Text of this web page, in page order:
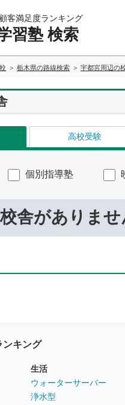
客満足度ランキング
習塾 検索
栃木県の路線検索 宇都宮周辺の
高校受験
個別指導塾
舎がありませ
ンキング
生活
ウォーターサーバー
浄水型